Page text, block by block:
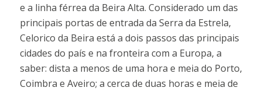
e a linha férrea da Beira Alta. Considerado um das
principais portas de entrada da Serra da Estrela,
Celorico da Beira está a dois passos das principais
cidades do país e na fronteira com a Europa, a
saber: dista a menos de uma hora e meia do Porto,
Coimbra e Aveiro; a cerca de duas horas e meia de